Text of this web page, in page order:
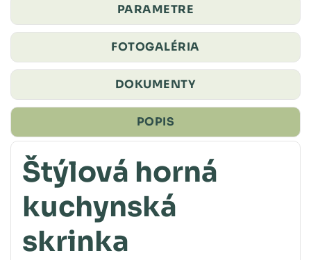
PARAMETRE
FOTOGALÉRIA
DOKUMENTY
POPIS
Štýlová horná
kuchynská
skrinka